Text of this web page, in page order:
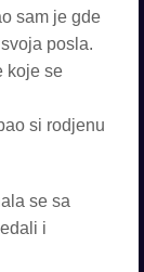
sam je gde
posla.
koje se
si rodjenu
se sa
i